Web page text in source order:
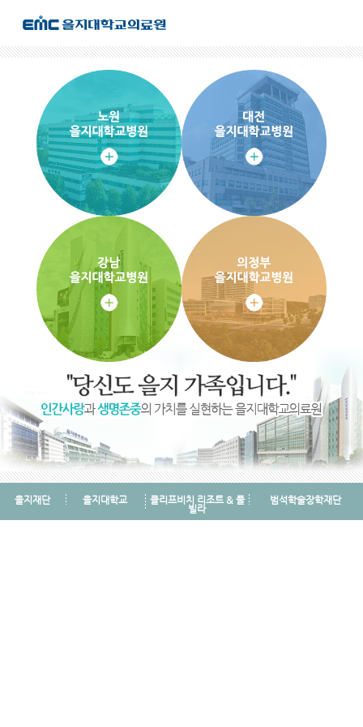
을지재단 을지대학교 클리프비치 리조트 & 풀
빌라
범석학술장학재단